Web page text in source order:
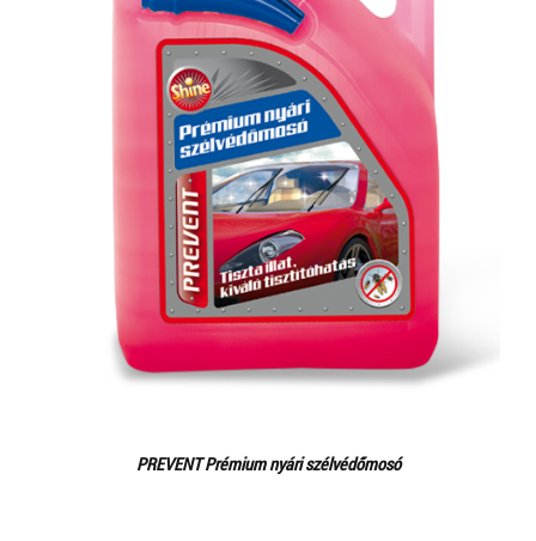
PREVENT Prémium nyári szélvédőmosó